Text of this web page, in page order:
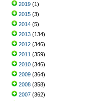
2019 (1)
2015 (3)
2014 (5)
2013 (134)
2012 (346)
2011 (359)
2010 (346)
2009 (364)
2008 (358)
2007 (362)